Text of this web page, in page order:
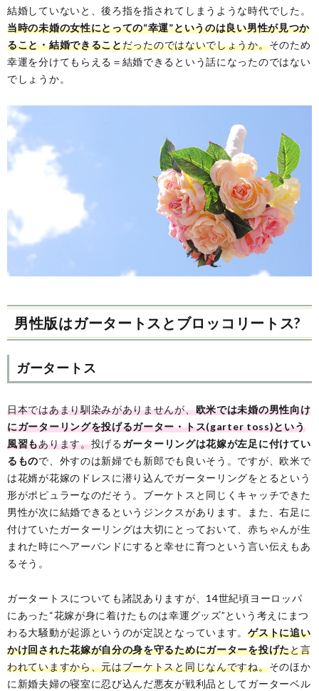
結婚していないと、後ろ指を指されてしまうような時代でした。
当時の未婚の女性にとっての“幸運”というのは良い男性が見つか
ること・結婚できることだったのではないでしょうか。そのため
幸運を分けてもらえる＝結婚できるという話になったのではない
でしょうか。
男性版はガータートスとブロッコリートス?
ガータートス
日本ではあまり馴染みがありませんが、欧米では未婚の男性向け
にガーターリングを投げるガーター・トス(garter toss)という
風習もあります。投げるガーターリングは花嫁が左足に付けてい
るもので、外すのは新婦でも新郎でも良いそう。ですが、欧米で
は花婿が花嫁のドレスに潜り込んでガーターリングをとるという
形がポピュラーなのだそう。ブーケトスと同じくキャッチできた
男性が次に結婚できるというジンクスがあります。また、右足に
付けていたガーターリングは大切にとっておいて、赤ちゃんが生
まれた時にヘアーバンドにすると幸せに育つという言い伝えもあ
るそう。
ガータートスについても諸説ありますが、14世紀頃ヨーロッパ
にあった“花嫁が身に着けたものは幸運グッズ”という考えにまつ
わる大騒動が起源というのが定説となっています。ゲストに追い
かけ回された花嫁が自分の身を守るためにガーターを投げたと言
われていますから、元はブーケトスと同じなんですね。そのほか
に新婚夫婦の寝室に忍び込んだ悪友が戦利品としてガーターベル